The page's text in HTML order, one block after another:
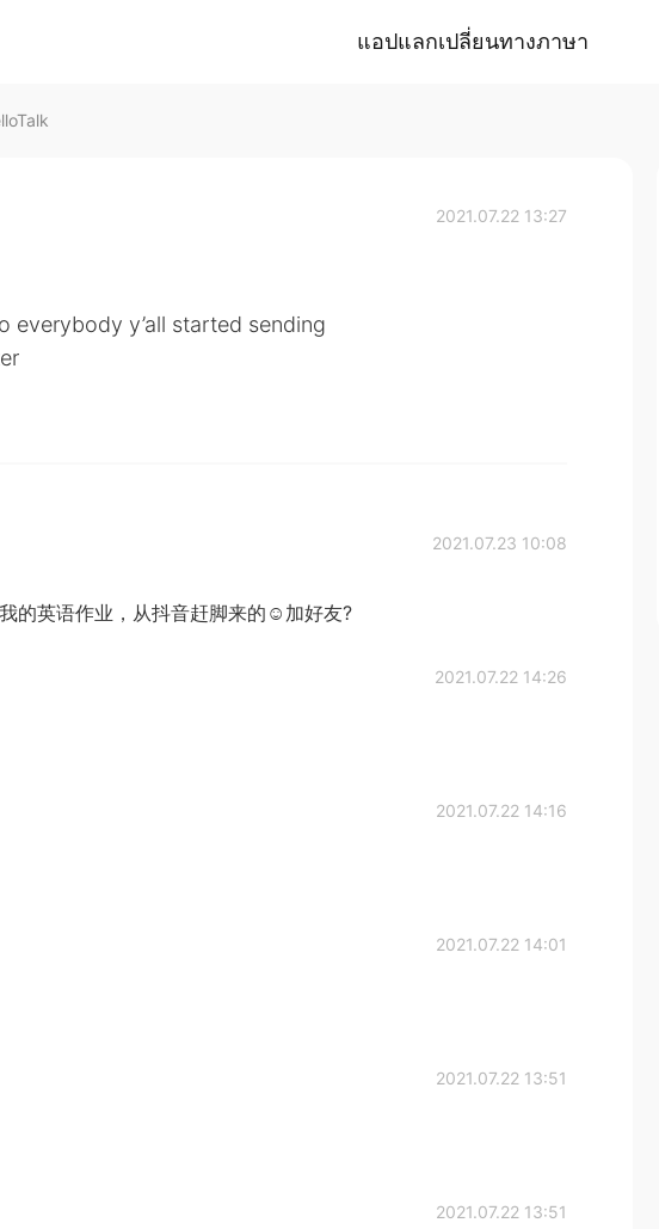
แอปแลกเปลี่ยนทางภาษา
2021.07.22 13:27
everybody y’all started sending
2021.07.23 10:08
的英语作业，从抖音赶脚来的☺加好友?
2021.07.22 14:26
2021.07.22 14:16
2021.07.22 14:01
2021.07.22 13:51
2021.07.22 13:51